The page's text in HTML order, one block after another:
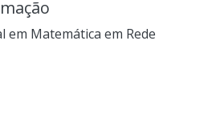
Matemática em Rede